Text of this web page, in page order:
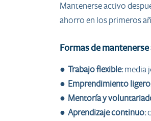
Mantenerse activo
ahorro en los primeros
Formas de
● Trabajo flexible:media
● Emprendimiento
● Mentoría y
● Aprendizaje continuo: